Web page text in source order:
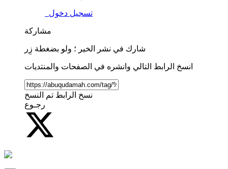
تسجيل دخول
مشاركة
شارك في نشر الخير ؛ ولو بضغطة زِر
انسخ الرابط التالي وانشره في الصفحات والمنتديات
نسخ الرابط تم النسخ
رجـوع